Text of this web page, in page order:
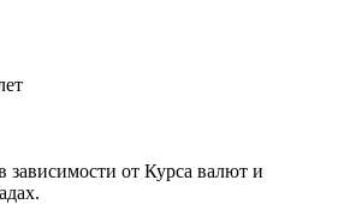
зависимости от Курса валют и